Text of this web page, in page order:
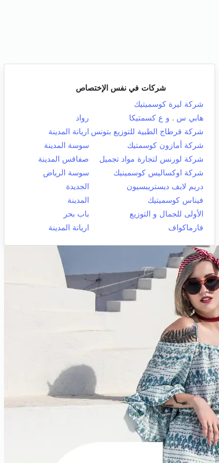
شركات في نفس الإختصاص
شركة ليرة كوسميتيك
هابي س . و ع كسمتيكا
رواد
شركة قرطاج الطبية للتوزيع بتونس اريانة المدينة
شركة أمازون كوسمتيك
سوسة المدينة
شركة لورنس لتجارة مواد تجميل
صفاقس المدينة
شركة اوكساليس كوسمينيك
سوسة الرياض
دريم لايف ديستريبسيون
الجديدة
فيناس كوسميتيك
المدينة
الأولى للجمال و التوزيع
باب بحر
فارماكواف
اريانة المدينة